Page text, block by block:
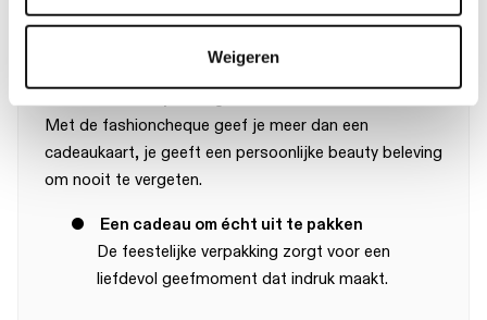
Weigeren
een cadeau dat blijft stralen!
Waarom kiezen voor een fashioncheque Beauty in
Met de fashioncheque geef je meer dan een
cadeaukaart, je geeft een persoonlijke beauty beleving
om nooit te vergeten.
●
Een cadeau om écht uit te pakken
De feestelijke verpakking zorgt voor een
liefdevol geefmoment dat indruk maakt.